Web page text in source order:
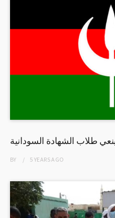
طلاب الشهادة السودانية
BY 5 YEARSAGO